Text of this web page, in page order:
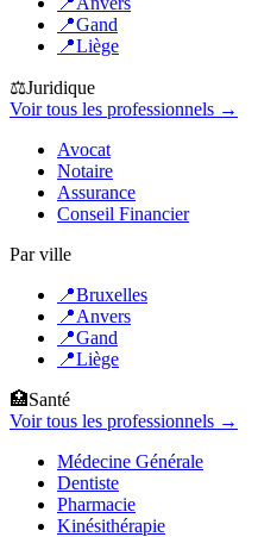
📍Gand
📍Liège
⚖️Juridique
Voir tous les professionnels →
Avocat
Notaire
Assurance
Conseil Financier
Par ville
📍Bruxelles
📍Anvers
📍Gand
📍Liège
🏥Santé
Voir tous les professionnels →
Médecine Générale
Dentiste
Pharmacie
Kinésithérapie